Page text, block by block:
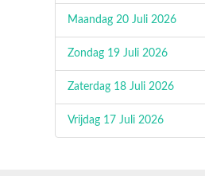
Maandag 20 Juli 2026
Zondag 19 Juli 2026
Zaterdag 18 Juli 2026
Vrijdag 17 Juli 2026